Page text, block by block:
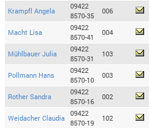
Krampfl Angela
09422
8570-35
006
Macht Lisa
09422
8570-41
004
Mühlbauer Julia
09422
8570-31
103
Pollmann Hans
09422
8570-10
003
Rother Sandra
09422
8570-16
002
Weidacher Claudia
09422
8570-19
102